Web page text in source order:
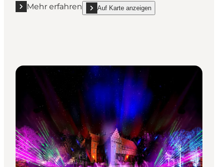
Mehr erfahren
Mehr erfahren "Dienstagsmarkt in Stege"
Auf Karte anzeigen
show Dienstagsmarkt in Stege on_map